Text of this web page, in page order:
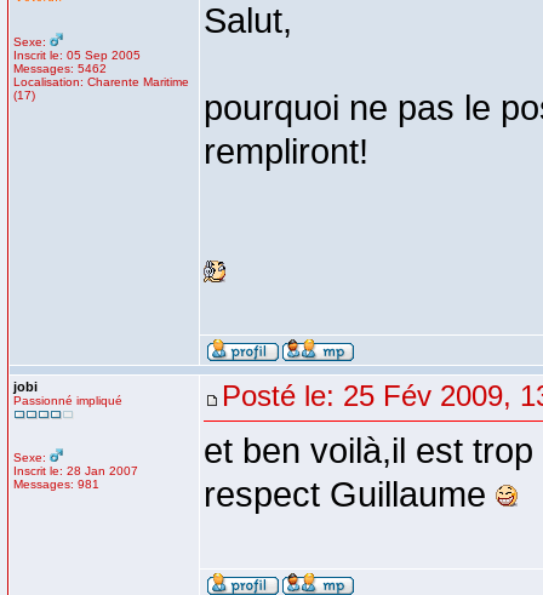
Sexe:
Inscrit le: 05 Sep 2005
Messages: 5462
Localisation: Charente Maritime
(17)
Salut,
pourquoi ne pas le
rempliront!
jobi
Passionné impliqué
Sexe:
Inscrit le: 28 Jan 2007
Messages: 981
Posté le: 25 Fév 2009,
et ben voilà,il est
respect Guillaume